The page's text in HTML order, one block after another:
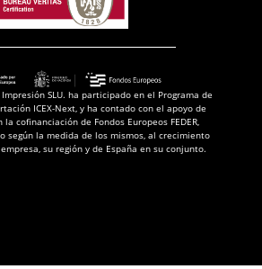
SLU. ha participado en el Programa de
ICEX-Next, y ha contado con el apoyo de
la cofinanciación de Fondos Europeos FEDER,
según la medida de los mismos, al crecimiento
su región y de España en su conjunto.